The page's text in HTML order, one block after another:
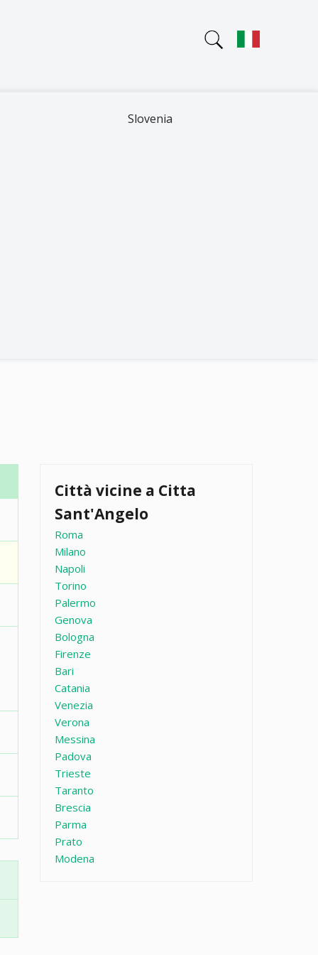
Slovenia
Città vicine a Citta
Sant'Angelo
Roma
Milano
Napoli
Torino
Palermo
Genova
Bologna
Firenze
Bari
Catania
Venezia
Verona
Messina
Padova
Trieste
Taranto
Brescia
Parma
Prato
Modena